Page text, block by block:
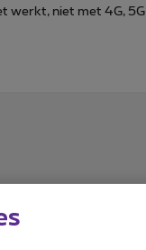
werkt, niet met 4G,